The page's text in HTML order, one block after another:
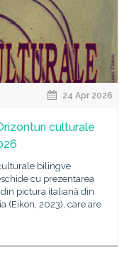
24 Apr 2026
culturale
bilingve
cu prezentarea
pictura italiană din
(Eikon, 2023), care are